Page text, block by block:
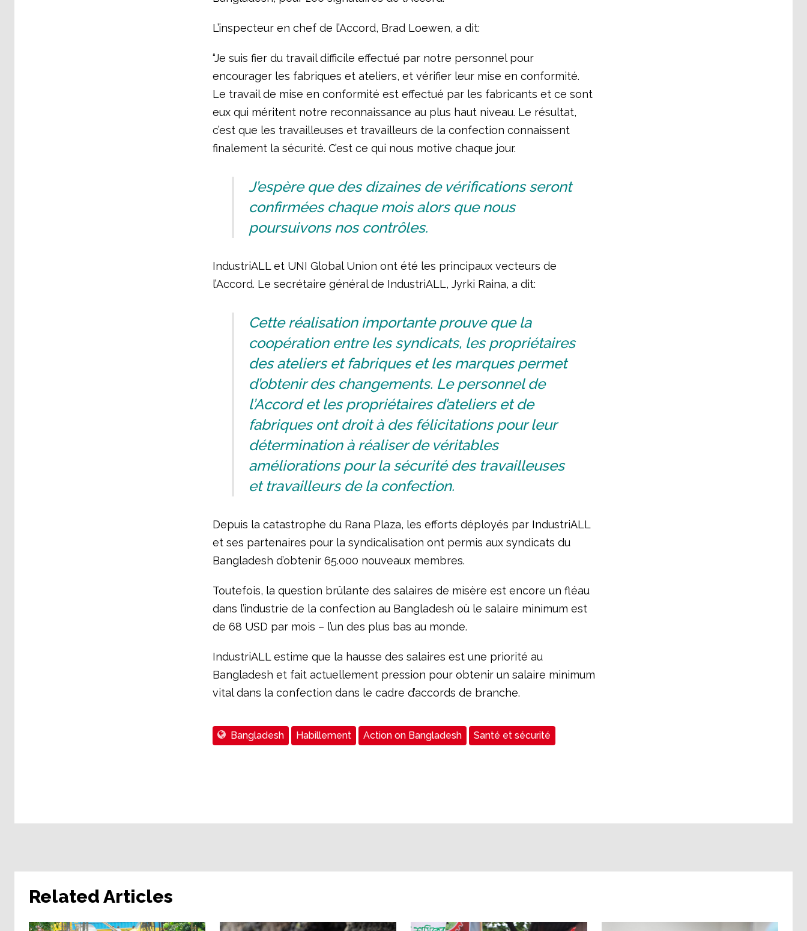
L’inspecteur en chef de l’Accord, Brad Loewen, a dit:
“Je suis fier du travail difficile effectué par notre personnel pour
encourager les fabriques et ateliers, et vérifier leur mise en conformité.
Le travail de mise en conformité est effectué par les fabricants et ce sont
eux qui méritent notre reconnaissance au plus haut niveau. Le résultat,
c’est que les travailleuses et travailleurs de la confection connaissent
finalement la sécurité. C’est ce qui nous motive chaque jour.
J’espère que des dizaines de vérifications seront
confirmées chaque mois alors que nous
poursuivons nos contrôles.
IndustriALL et UNI Global Union ont été les principaux vecteurs de
l’Accord. Le secrétaire général de IndustriALL, Jyrki Raina, a dit:
Cette réalisation importante prouve que la
coopération entre les syndicats, les propriétaires
des ateliers et fabriques et les marques permet
d’obtenir des changements. Le personnel de
l’Accord et les propriétaires d’ateliers et de
fabriques ont droit à des félicitations pour leur
détermination à réaliser de véritables
améliorations pour la sécurité des travailleuses
et travailleurs de la confection.
Depuis la catastrophe du Rana Plaza, les efforts déployés par IndustriALL
et ses partenaires pour la syndicalisation ont permis aux syndicats du
Bangladesh d’obtenir 65.000 nouveaux membres.
Toutefois, la question brûlante des salaires de misère est encore un fléau
dans l’industrie de la confection au Bangladesh où le salaire minimum est
de 68 USD par mois – l’un des plus bas au monde.
IndustriALL estime que la hausse des salaires est une priorité au
Bangladesh et fait actuellement pression pour obtenir un salaire minimum
vital dans la confection dans le cadre d’accords de branche.
Bangladesh Habillement Action on Bangladesh Santé et sécurité
Related Articles